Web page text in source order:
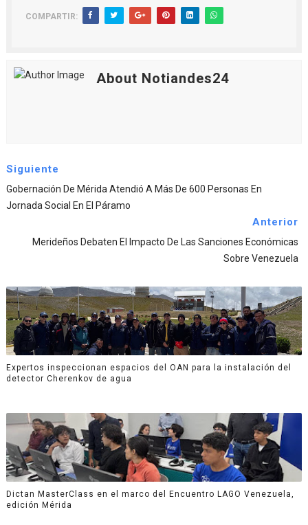
COMPARTIR:
About Notiandes24
Siguiente
Gobernación De Mérida Atendió A Más De 600 Personas En
Jornada Social En El Páramo
Anterior
Merideños Debaten El Impacto De Las Sanciones Económicas
Sobre Venezuela
Expertos inspeccionan espacios del OAN para la instalación del
detector Cherenkov de agua
Dictan MasterClass en el marco del Encuentro LAGO Venezuela,
edición Mérida